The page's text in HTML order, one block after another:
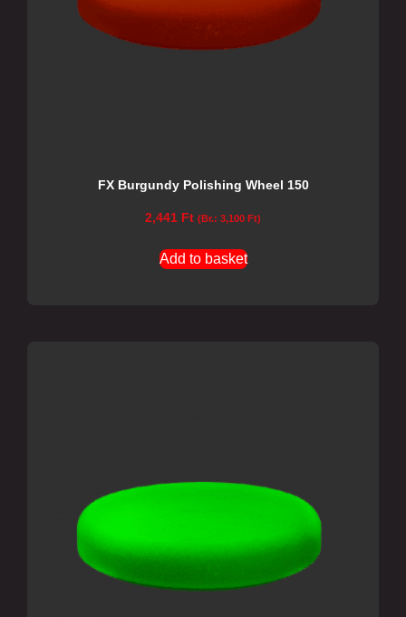
FX Burgundy Polishing Wheel 150
2,441 Ft (Br.: 3,100 Ft)
Add to basket